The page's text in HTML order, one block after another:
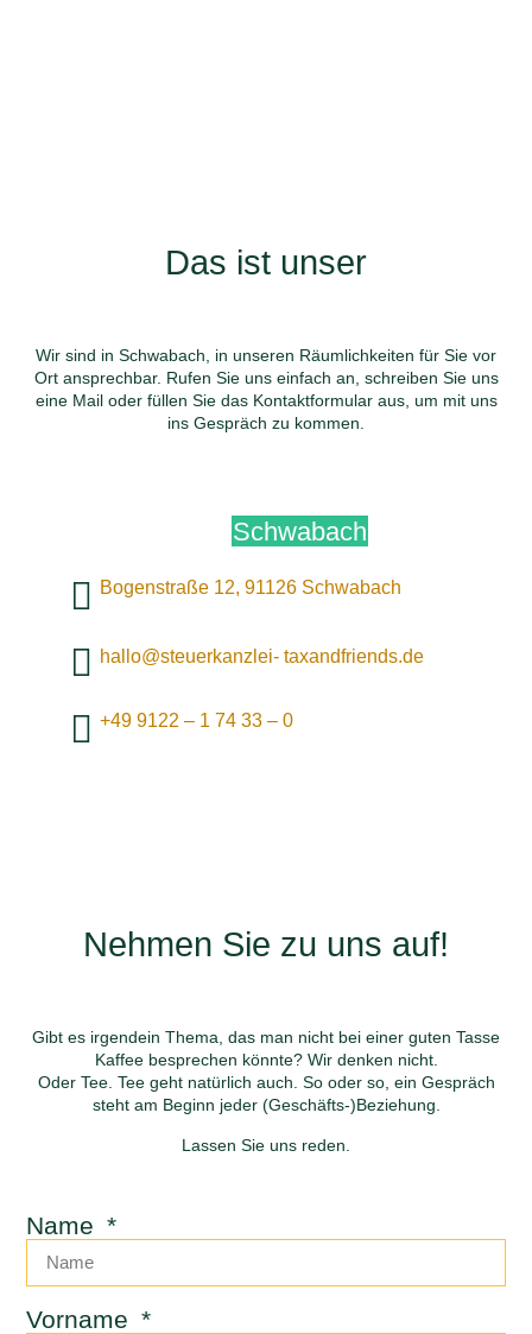
Das ist unser
Wir sind in Schwabach, in unseren Räumlichkeiten für Sie vor
Ort ansprechbar. Rufen Sie uns einfach an, schreiben Sie uns
eine Mail oder füllen Sie das Kontaktformular aus, um mit uns
ins Gespräch zu kommen.
Schwabach
Bogenstraße 12, 91126 Schwabach
hallo@steuerkanzlei- taxandfriends.de
+49 9122 – 1 74 33 – 0
Nehmen Sie zu uns auf!
Gibt es irgendein Thema, das man nicht bei einer guten Tasse
Kaffee besprechen könnte? Wir denken nicht.
Oder Tee. Tee geht natürlich auch. So oder so, ein Gespräch
steht am Beginn jeder (Geschäfts-)Beziehung.
Lassen Sie uns reden.
Name
Vorname